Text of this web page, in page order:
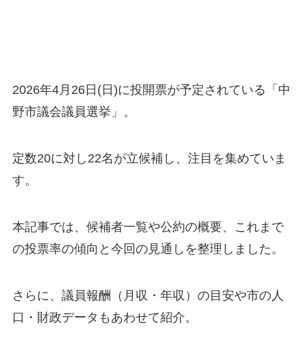
2026年4月26日(日)に投開票が予定されている「中
野市議会議員選挙」。
定数20に対し22名が立候補し、注目を集めていま
す。
本記事では、候補者一覧や公約の概要、これまで
の投票率の傾向と今回の見通しを整理しました。
さらに、議員報酬（月収・年収）の目安や市の人
口・財政データもあわせて紹介。